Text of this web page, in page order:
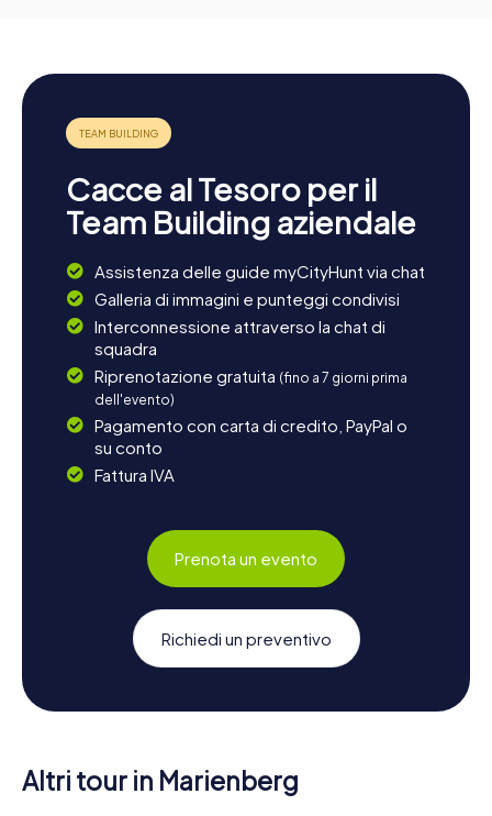
Cacce al Tesoro per il
Team Building aziendale
Assistenza delle guide myCityHunt via chat
Galleria di immagini e punteggi condivisi
Interconnessione attraverso la chat di
squadra
Riprenotazione gratuita (fino a 7 giorni prima
dell'evento)
Pagamento con carta di credito, PayPal o
su conto
Fattura IVA
Prenota un evento
Richiedi un preventivo
Altri tour in Marienberg